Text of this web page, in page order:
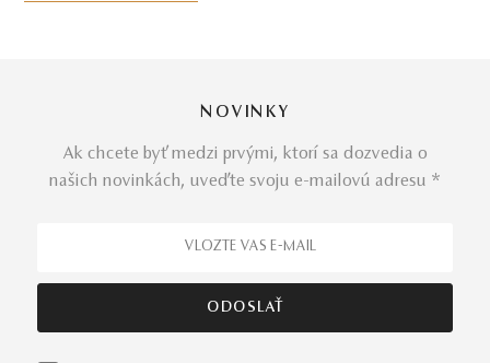
NOVINKY
Ak chcete byť medzi prvými, ktorí sa dozvedia o
našich novinkách, uveďte svoju e-mailovú adresu *